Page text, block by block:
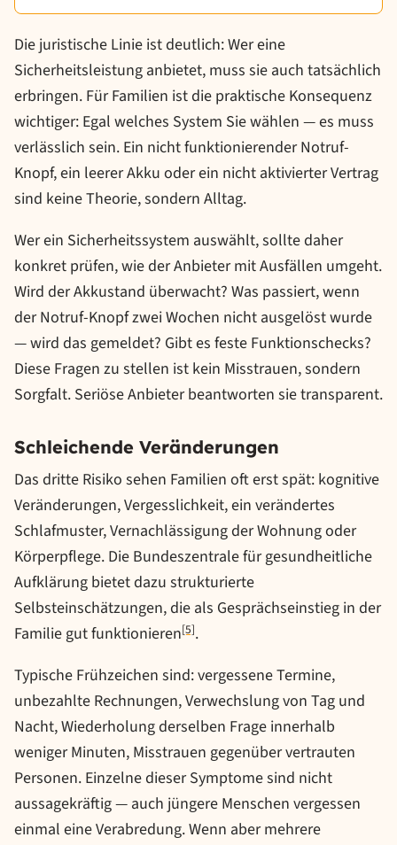
Die juristische Linie ist deutlich: Wer eine
Sicherheitsleistung anbietet, muss sie auch tatsächlich
erbringen. Für Familien ist die praktische Konsequenz
wichtiger: Egal welches System Sie wählen — es muss
verlässlich sein. Ein nicht funktionierender Notruf-
Knopf, ein leerer Akku oder ein nicht aktivierter Vertrag
sind keine Theorie, sondern Alltag.
Wer ein Sicherheitssystem auswählt, sollte daher
konkret prüfen, wie der Anbieter mit Ausfällen umgeht.
Wird der Akkustand überwacht? Was passiert, wenn
der Notruf-Knopf zwei Wochen nicht ausgelöst wurde
— wird das gemeldet? Gibt es feste Funktionschecks?
Diese Fragen zu stellen ist kein Misstrauen, sondern
Sorgfalt. Seriöse Anbieter beantworten sie transparent.
Schleichende Veränderungen
Das dritte Risiko sehen Familien oft erst spät: kognitive
Veränderungen, Vergesslichkeit, ein verändertes
Schlafmuster, Vernachlässigung der Wohnung oder
Körperpflege. Die Bundeszentrale für gesundheitliche
Aufklärung bietet dazu strukturierte
Selbsteinschätzungen, die als Gesprächseinstieg in der
Familie gut funktionieren[5].
Typische Frühzeichen sind: vergessene Termine,
unbezahlte Rechnungen, Verwechslung von Tag und
Nacht, Wiederholung derselben Frage innerhalb
weniger Minuten, Misstrauen gegenüber vertrauten
Personen. Einzelne dieser Symptome sind nicht
aussagekräftig — auch jüngere Menschen vergessen
einmal eine Verabredung. Wenn aber mehrere